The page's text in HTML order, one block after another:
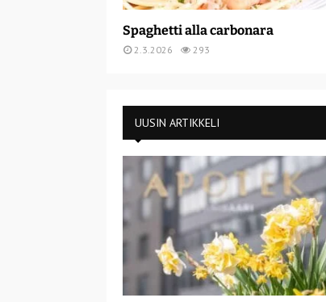
Spaghetti alla carbonara
2.3.2026 293
UUSIN ARTIKKELI